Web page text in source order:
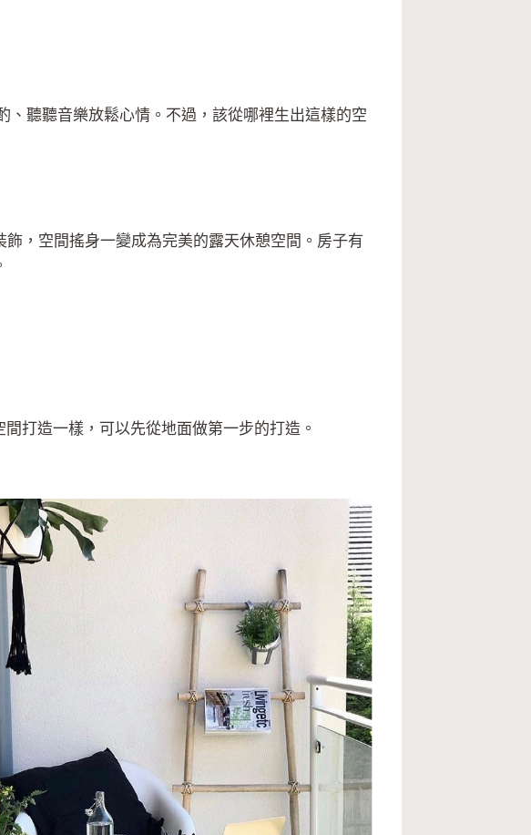
聽聽音樂放鬆心情。不過，該從哪裡生出這樣的空
，空間搖身一變成為完美的露天休憩空間。房子有
打造一樣，可以先從地面做第一步的打造。